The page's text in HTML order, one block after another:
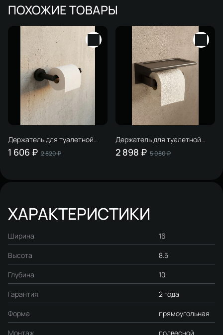
ПОХОЖИЕ ТОВАРЫ
Держатель для туалетной
бумаги STWORKI Дублин
S41340BK настенный,
1 606 ₽ 2 820 ₽
Держатель для туалетной
бумаги STWORKI Готланд
S13345GB настенный,
2 898 ₽ 5 080 ₽
ХАРАКТЕРИСТИКИ
Ширина 16
Высота 8.5
Глубина 10
Гарантия 2 года
Форма прямоугольная
Монтаж подвесной